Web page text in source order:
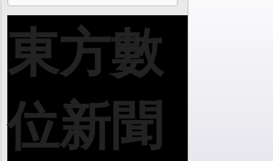
東方數
位新聞